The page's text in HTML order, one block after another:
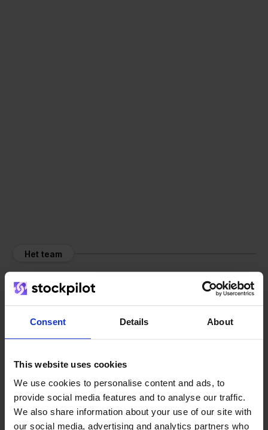
Consent Details About
This website uses cookies
We use cookies to personalise content and ads, to
provide social media features and to analyse our traffic.
We also share information about your use of our site with
our social media, advertising and analytics partners who
Het team